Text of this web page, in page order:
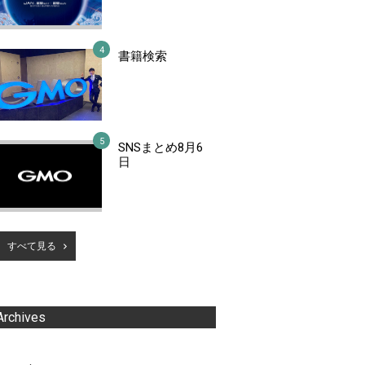
書籍検索
SNSまとめ8月6
日
すべて見る